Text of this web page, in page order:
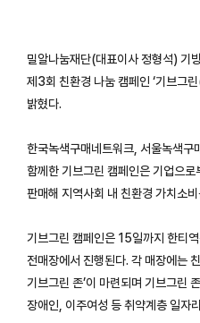
밀알나눔재단(대표이사 정형석) 기
제3회 친환경 나눔 캠페인 ‘기브그
밝혔다.
한국녹색구매네트워크, 서울녹색구
함께한 기브그린 캠페인은 기업으
판매해 지역사회 내 친환경 가치소
기브그린 캠페인은 15일까지 한티
전매장에서 진행된다. 각 매장에는
기브그린 존’이 마련되며 기브그린
장애인, 이주여성 등 취약계층 일자